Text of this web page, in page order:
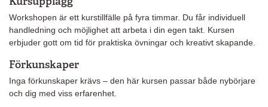
Workshopen är ett kurstillfälle på fyra timmar. Du får individuell
handledning och möjlighet att arbeta i din egen takt. Kursen
erbjuder gott om tid för praktiska övningar och kreativt skapande.
Förkunskaper
Inga förkunskaper krävs – den här kursen passar både nybörjare
och dig med viss erfarenhet.